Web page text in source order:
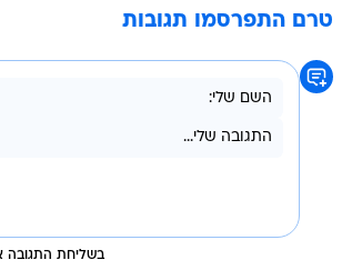
טרם התפרסמו תגובות
בשליחת התגובה